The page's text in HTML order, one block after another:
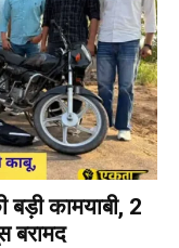
कामयाबी, 2
बरामद